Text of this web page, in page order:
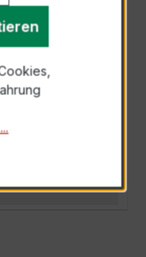
2,5/5A 2,5VA